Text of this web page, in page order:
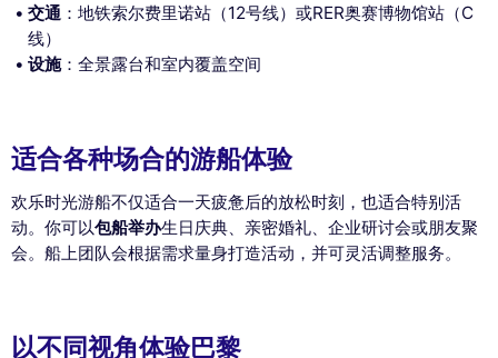
交通 ：地铁索尔费里诺站（12号线）或RER奥赛博物馆站（C
线）
设施：全景露台和室内覆盖空间
适合各种场合的游船体验
欢乐时光游船不仅适合一天疲惫后的放松时刻，也适合特别活
动。你可以包船举办生日庆典、亲密婚礼、企业研讨会或朋友聚
会。船上团队会根据需求量身打造活动，并可灵活调整服务。
以不同视角体验巴黎